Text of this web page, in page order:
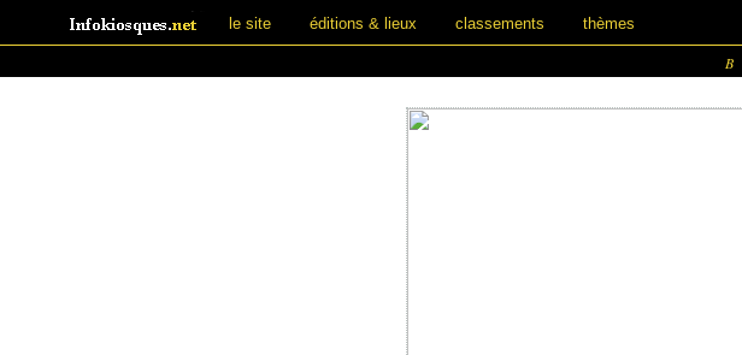
le site éditions & lieux classements thèmes